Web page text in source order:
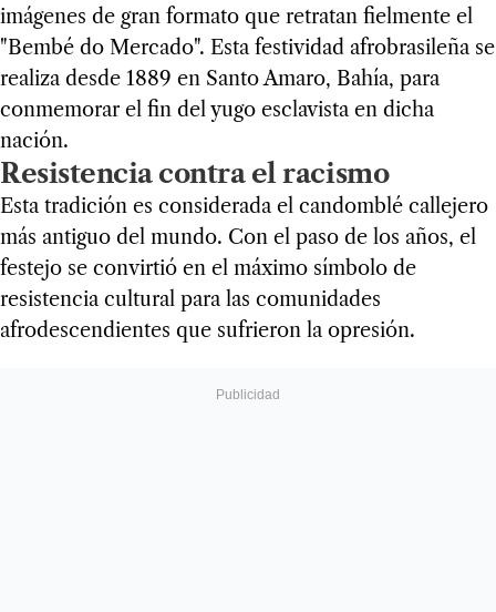
imágenes de gran formato que retratan fielmente el
"Bembé do Mercado". Esta festividad afrobrasileña se
realiza desde 1889 en Santo Amaro, Bahía, para
conmemorar el fin del yugo esclavista en dicha
nación.
Resistencia contra el racismo
Esta tradición es considerada el candomblé callejero
más antiguo del mundo. Con el paso de los años, el
festejo se convirtió en el máximo símbolo de
resistencia cultural para las comunidades
afrodescendientes que sufrieron la opresión.